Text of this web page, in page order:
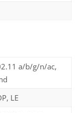
a/b/g/n/ac,
LE